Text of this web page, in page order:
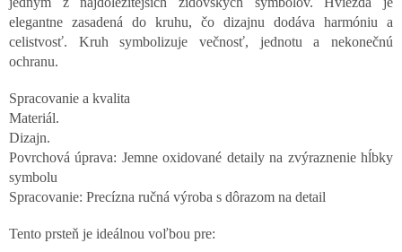
elegantne zasadená do kruhu, čo dizajnu dodáva harmóniu a
celistvosť. Kruh symbolizuje večnosť, jednotu a nekonečnú
ochranu.
Spracovanie a kvalita
Materiál.
Dizajn.
Povrchová úprava: Jemne oxidované detaily na zvýraznenie hĺbky
symbolu
Spracovanie: Precízna ručná výroba s dôrazom na detail
Tento prsteň je ideálnou voľbou pre: